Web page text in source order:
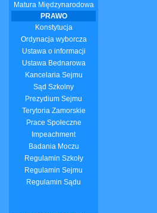
Matura Międzynarodowa
PRAWO
Konstytucja
Ordynacja wyborcza
Ustawa o informacji
Ustawa Bednarowa
Kancelaria Sejmu
Sąd Szkolny
Prezydium Sejmu
Terytoria Zamorskie
Prace Społeczne
Impeachment
Badania Moczu
Regulamin Szkoły
Regulamin Sejmu
Regulamin Sądu